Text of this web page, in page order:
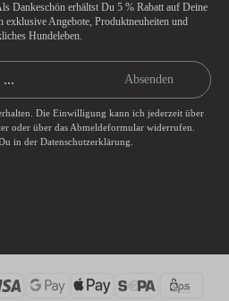
Dankeschön erhältst Du 5 % Rabatt auf Deine
exklusive Angebote, Produktneuheiten und
Hundeleben.
Absenden
Die Einwilligung kann ich jederzeit über
oder über das Abmeldeformularwiderrufen.
in der Datenschutzerklärung